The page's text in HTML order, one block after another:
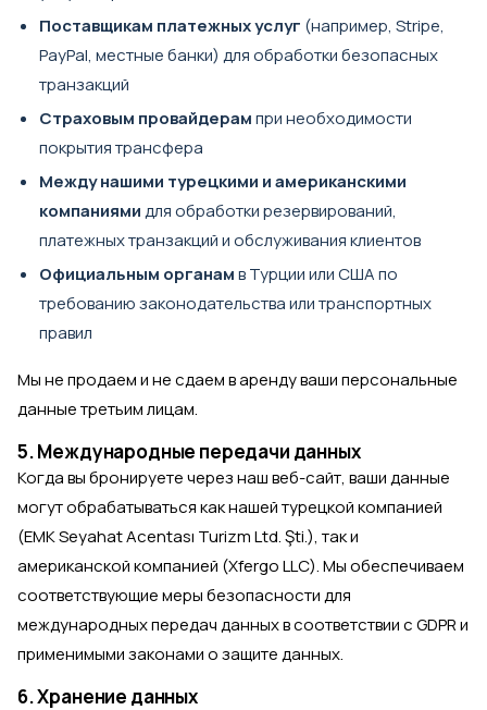
Поставщикам платежных услуг (например, Stripe,
PayPal, местные банки) для обработки безопасных
транзакций
Страховым провайдерампри необходимости
покрытия трансфера
Между нашими турецкими и американскими
компаниямидля обработки резервирований,
платежных транзакций и обслуживания клиентов
Официальным органамв Турции или США по
требованию законодательства или транспортных
правил
Мы не продаем и не сдаем в аренду ваши персональные
данные третьим лицам.
5. Международные передачи данных
Когда вы бронируете через наш веб-сайт, ваши данные
могут обрабатываться как нашей турецкой компанией
(EMK Seyahat Acentası Turizm Ltd. Şti.), так и
американской компанией (Xfergo LLC). Мы обеспечиваем
соответствующие меры безопасности для
международных передач данных в соответствии с GDPR и
применимыми законами о защите данных.
6. Хранение данных